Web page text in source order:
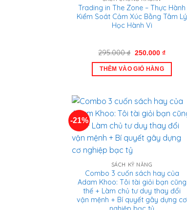
Trading in The Zone – Thực Hành
Kiểm Soát Cảm Xúc Bằng Tâm Lý
Học Hành Vi
295.000₫ Giá
là:
295.000 ₫.
250.000 ₫Giá
tại
THÊM VÀO GIỎ HÀNG
-21%
SÁCH KỸ NĂNG
Combo 3 cuốn sách hay của
Adam Khoo: Tôi tài giỏi bạn cũng
thế + Làm chủ tư duy thay đổi
vận mệnh + Bí quyết gây dựng cơ